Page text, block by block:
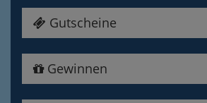
Gutscheine
Gewinnen